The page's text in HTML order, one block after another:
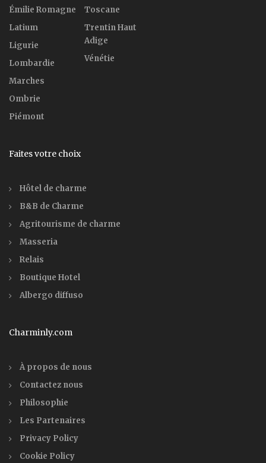
Émilie Romagne
Latium
Ligurie
Lombardie
Marches
Ombrie
Piémont
Toscane
Trentin Haut
Adige
Vénétie
Faites votre choix
Hôtel de charme
B&B de Charme
Agritourisme de charme
Masseria
Relais
Boutique Hotel
Albergo diffuso
Charminly.com
À propos de nous
Contactez nous
Philosophie
Les Partenaires
Privacy Policy
Cookie Policy